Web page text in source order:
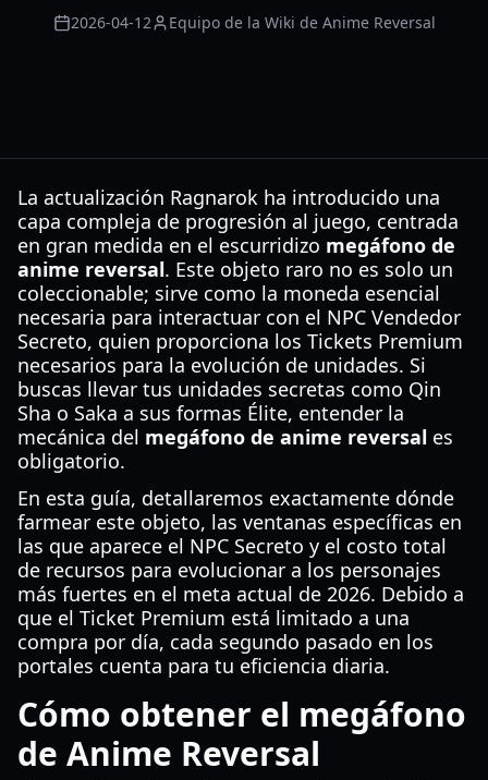
2026-04-12 Equipo de la Wiki de Anime Reversal
La actualización Ragnarok ha introducido una
capa compleja de progresión al juego, centrada
en gran medida en el escurridizo megáfono de
anime reversal. Este objeto raro no es solo un
coleccionable; sirve como la moneda esencial
necesaria para interactuar con el NPC Vendedor
Secreto, quien proporciona los Tickets Premium
necesarios para la evolución de unidades. Si
buscas llevar tus unidades secretas como Qin
Sha o Saka a sus formas Élite, entender la
mecánica del megáfono de anime reversal es
obligatorio.
En esta guía, detallaremos exactamente dónde
farmear este objeto, las ventanas específicas en
las que aparece el NPC Secreto y el costo total
de recursos para evolucionar a los personajes
más fuertes en el meta actual de 2026. Debido a
que el Ticket Premium está limitado a una
compra por día, cada segundo pasado en los
portales cuenta para tu eficiencia diaria.
Cómo obtener el megáfono
de Anime Reversal